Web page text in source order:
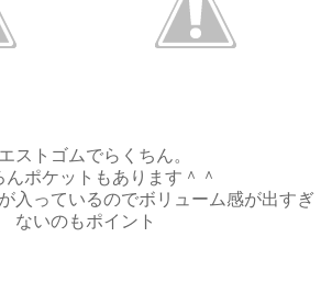
ストゴムでらくちん。
んポケットもあります＾＾
入っているのでボリューム感が出すぎ
ないのもポイント